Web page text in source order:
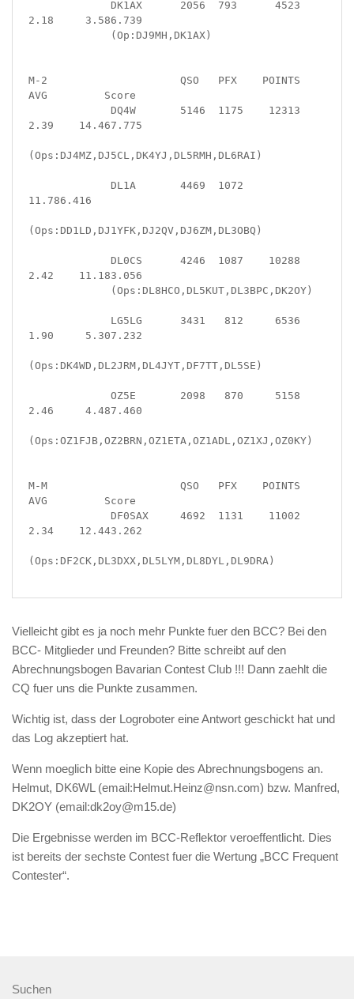
2.18     3.586.739
M-2                     QSO   PFX    POINTS
AVG         Score
2.39    14.467.775
(Ops:DJ4MZ,DJ5CL,DK4YJ,DL5RMH,DL6RAI)
11.786.416
(Ops:DD1LD,DJ1YFK,DJ2QV,DJ6ZM,DL3OBQ)
2.42    11.183.056
1.90     5.307.232
(Ops:DK4WD,DL2JRM,DL4JYT,DF7TT,DL5SE)
2.46     4.487.460
(Ops:OZ1FJB,OZ2BRN,OZ1ETA,OZ1ADL,OZ1XJ,OZ0KY)
M-M                     QSO   PFX    POINTS
AVG         Score
2.34    12.443.262
(Ops:DF2CK,DL3DXX,DL5LYM,DL8DYL,DL9DRA)
Vielleicht gibt es ja noch mehr Punkte fuer den BCC? Bei den
BCC- Mitglieder und Freunden? Bitte schreibt auf den
Abrechnungsbogen Bavarian Contest Club !!! Dann zaehlt die
CQ fuer uns die Punkte zusammen.
Wichtig ist, dass der Logroboter eine Antwort geschickt hat und
das Log akzeptiert hat.
Wenn moeglich bitte eine Kopie des Abrechnungsbogens an.
Helmut, DK6WL (email:Helmut.Heinz@nsn.com) bzw. Manfred,
DK2OY (email:dk2oy@m15.de)
Die Ergebnisse werden im BCC-Reflektor veroeffentlicht. Dies
ist bereits der sechste Contest fuer die Wertung „BCC Frequent
Contester“.
Suchen